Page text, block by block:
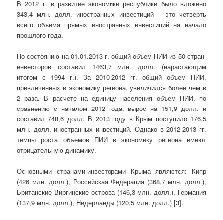
В 2012 г. в развитие экономики республики было вложено
343,4 млн. долл. иностранных инвестиций – это четверть
всего объема прямых иностранных инвестиций на начало
прошлого года.
По состоянию на 01.01.2013 г. общий объем ПИИ из 50 стран-
инвесторов составил 1463,7 млн. долл. (нарастающим
итогом с 1994 г.). За 2010-2012 гг. общий объем ПИИ,
привлеченных в экономику региона, увеличился более чем в
2 раза. В расчете на единицу населения объем ПИИ, по
сравнению с началом 2012 года, вырос на 151,9 долл. и
составил 748,6 долл. В 2013 году в Крым поступило 176,5
млн. долл. иностранных инвестиций. Однако в 2012-2013 гг.
темпы роста объемов ПИИ в экономику региона имеют
отрицательную динамику.
Основными странами-инвесторами Крыма являются: Кипр
(426 млн. долл.), Российская Федерация (368,7 млн. долл.),
Британские Виргинские острова (146,3 млн. долл.), Германия
(137,9 млн. долл.), Нидерланды (120,5 млн. долл.) [3].